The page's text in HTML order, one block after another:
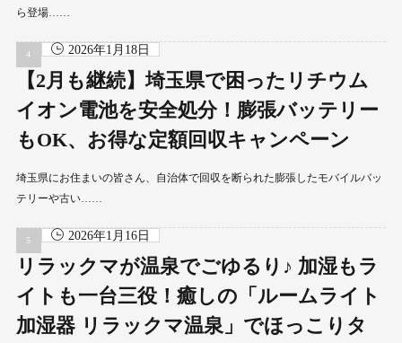
ら登場……
2026年1月18日
【2月も継続】埼玉県で困ったリチウム
イオン電池を安全処分！膨張バッテリー
もOK、お得な定額回収キャンペーン
埼玉県にお住まいの皆さん、自治体で回収を断られた膨張したモバイルバッ
テリーや古い……
2026年1月16日
リラックマが温泉でごゆるり♪ 加湿もラ
イトも一台三役！癒しの「ルームライト
加湿器 リラックマ温泉」でほっこりタ